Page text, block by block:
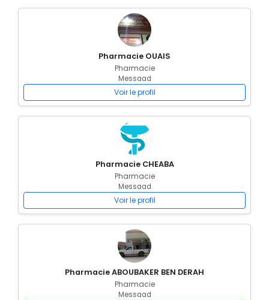
Pharmacie OUAIS
Pharmacie
Messaad
Voir le profil
Pharmacie CHEABA
Pharmacie
Messaad
Voir le profil
Pharmacie ABOUBAKER BEN DERAH
Pharmacie
Messaad